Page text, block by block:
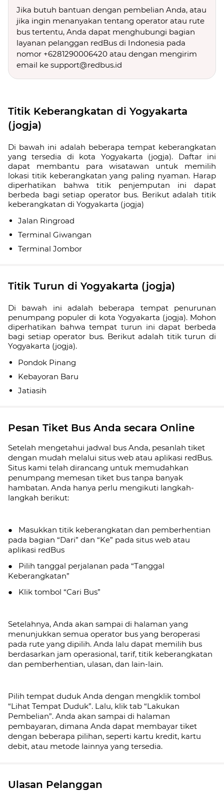
Jika butuh bantuan dengan pembelian Anda, atau
jika ingin menanyakan tentang operator atau rute
bus tertentu, Anda dapat menghubungi bagian
layanan pelanggan redBus di Indonesia pada
nomor +6281290006420 atau dengan mengirim
email ke support@redbus.id
Titik Keberangkatan di Yogyakarta
(jogja)
Di bawah ini adalah beberapa tempat keberangkatan
yang tersedia di kota Yogyakarta (jogja). Daftar ini
dapat membantu para wisatawan untuk memilih
lokasi titik keberangkatan yang paling nyaman. Harap
diperhatikan bahwa titik penjemputan ini dapat
berbeda bagi setiap operator bus. Berikut adalah titik
keberangkatan di Yogyakarta (jogja)
Jalan Ringroad
Terminal Giwangan
Terminal Jombor
Titik Turun di Yogyakarta (jogja)
Di bawah ini adalah beberapa tempat penurunan
penumpang populer di kota Yogyakarta (jogja). Mohon
diperhatikan bahwa tempat turun ini dapat berbeda
bagi setiap operator bus. Berikut adalah titik turun di
Yogyakarta (jogja).
Pondok Pinang
Kebayoran Baru
Jatiasih
Pesan Tiket Bus Anda secara Online
Setelah mengetahui jadwal bus Anda, pesanlah tiket
dengan mudah melalui situs web atau aplikasi redBus.
Situs kami telah dirancang untuk memudahkan
penumpang memesan tiket bus tanpa banyak
hambatan. Anda hanya perlu mengikuti langkah-
langkah berikut:
● Masukkan titik keberangkatan dan pemberhentian
pada bagian “Dari” dan “Ke” pada situs web atau
aplikasi redBus
● Pilih tanggal perjalanan pada “Tanggal
Keberangkatan”
● Klik tombol “Cari Bus”
Setelahnya, Anda akan sampai di halaman yang
menunjukkan semua operator bus yang beroperasi
pada rute yang dipilih. Anda lalu dapat memilih bus
berdasarkan jam operasional, tarif, titik keberangkatan
dan pemberhentian, ulasan, dan lain-lain.
Pilih tempat duduk Anda dengan mengklik tombol
“Lihat Tempat Duduk”. Lalu, klik tab “Lakukan
Pembelian”. Anda akan sampai di halaman
pembayaran, dimana Anda dapat membayar tiket
dengan beberapa pilihan, seperti kartu kredit, kartu
debit, atau metode lainnya yang tersedia.
Ulasan Pelanggan